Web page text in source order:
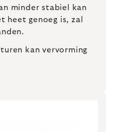
minder stabiel kan
heet genoeg is, zal
kan vervorming